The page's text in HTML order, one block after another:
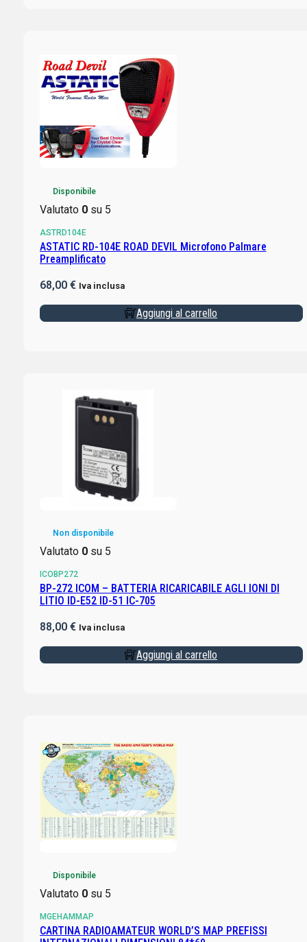
Disponibile
Valutato 0su 5
ASTRD104E
ASTATIC RD-104E ROAD DEVIL Microfono Palmare
Preamplificato
68,00 € Iva inclusa
Aggiungi al carrello
Non disponibile
Valutato 0su 5
ICOBP272
BP-272 ICOM – BATTERIA RICARICABILE AGLI IONI DI
LITIO ID-E52 ID-51 IC-705
88,00 € Iva inclusa
Aggiungi al carrello
Disponibile
Valutato 0su 5
MGEHAMMAP
CARTINA RADIOAMATEUR WORLD’S MAP PREFISSI